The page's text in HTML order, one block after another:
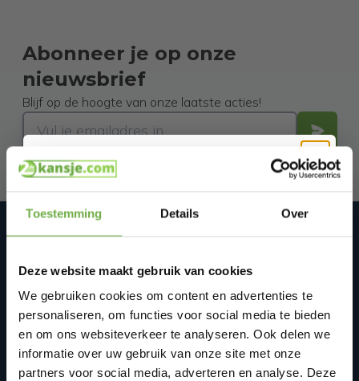
Toestemming Details Over
Deze website maakt gebruik van cookies
We gebruiken cookies om content en advertenties te
personaliseren, om functies voor social media te bieden
en om ons websiteverkeer te analyseren. Ook delen we
informatie over uw gebruik van onze site met onze
partners voor social media, adverteren en analyse. Deze
Abonneer je op onze
nieuwsbrief
Blijf op de hoogte van onze laatste acties!
2dekansje.com Tweedekans,
We zijn op werkdagen van 10:00-17:00 via WhatsApp
bereikbaar op: +31(0)850188314 of mail ons via
info@2dekansje.com
2441 LC
Nieuwveen, Nederland
+31 85 018 83 14
Schrijf je in en ontvang
Bij 2dekansje.com profiteer je van
kortingen tot wel 70%.